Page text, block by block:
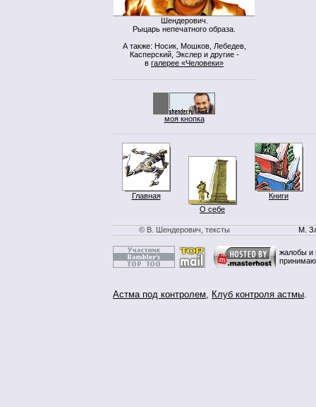
Шендерович.
Рыцарь непечатного образа.
А также: Носик, Мошков, Лебедев,
Касперский, Экслер и другие -
в галерее «Человеки»
моя кнопка
Главная
О себе
Книги
© В. Шендерович, тексты М.
жалобы и
Астма под контролем, Клуб контроля астмы.